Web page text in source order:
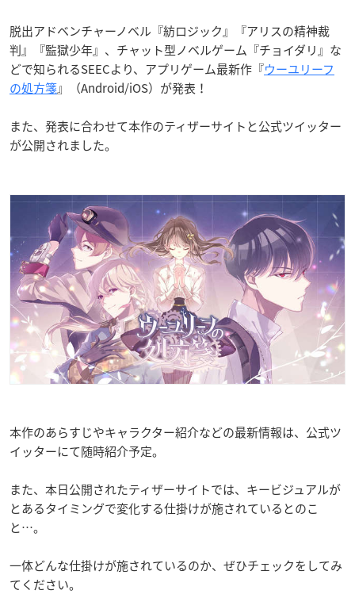
脱出アドベンチャーノベル『紡ロジック』『アリスの精神裁
判』『監獄少年』、チャット型ノベルゲーム『チョイダリ』な
どで知られるSEECより、アプリゲーム最新作『ウーユリーフ
の処方箋』（Android/iOS）が発表！
また、発表に合わせて本作のティザーサイトと公式ツイッター
が公開されました。
本作のあらすじやキャラクター紹介などの最新情報は、公式ツ
イッターにて随時紹介予定。
また、本日公開されたティザーサイトでは、キービジュアルが
とあるタイミングで変化する仕掛けが施されているとのこ
と…。
一体どんな仕掛けが施されているのか、ぜひチェックをしてみ
てください。